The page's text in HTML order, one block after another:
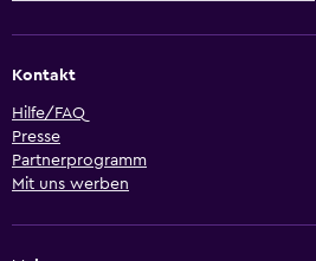
Kontakt
Hilfe/FAQ
Presse
Partnerprogramm
Mit uns werben